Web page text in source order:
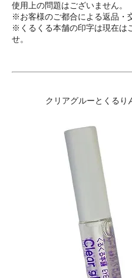
使用上の問題はございません。
※お客様のご都合による返品・
※くるくる本舗の印字は現在は
せ。
クリアグルーとくるり